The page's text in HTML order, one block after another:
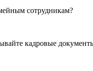
сотрудникам?
кадровые